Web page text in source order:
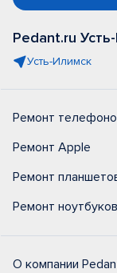
Pedant.ru
Усть-Илимск
Ремонт
Ремонт Apple
Ремонт
Ремонт ноутбуков
О компании